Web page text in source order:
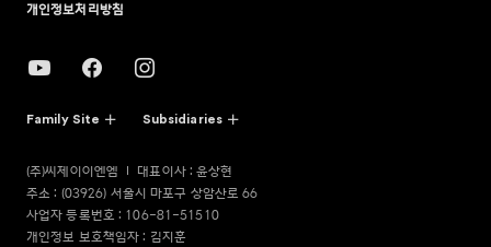
개인정보처리방침
Family Site Subsidiaries
(주)씨제이이엔엠
대표이사 : 윤상현
주소 : (03926) 서울시 마포구 상암산로 66
사업자 등록번호 : 106-81-51510
개인정보 보호책임자 : 김지훈